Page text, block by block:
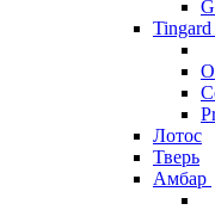
Tingard
Лотос
Тверь
Амбар